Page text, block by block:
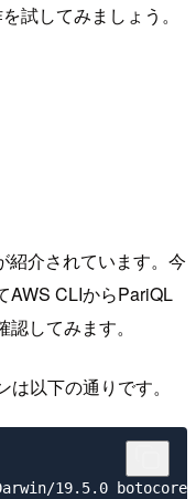
試してみましょう。
紹介されています。今
AWS CLIからPariQL
してみます。
以下の通りです。